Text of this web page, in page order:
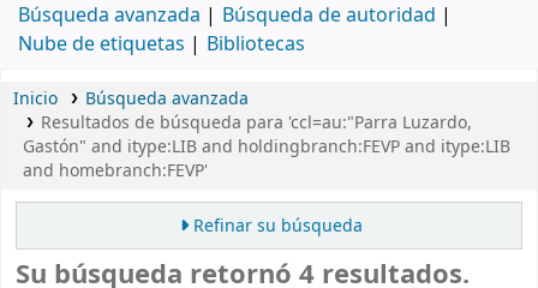
Búsqueda avanzada
Búsqueda de autoridad
Nube de etiquetas
Bibliotecas
Inicio
Búsqueda avanzada
Resultados de búsqueda para 'ccl=au:"Parra Luzardo,
Gastón" and itype:LIB and holdingbranch:FEVP and itype:LIB
and homebranch:FEVP'
Refinar su búsqueda
Su búsqueda retornó 4 resultados.